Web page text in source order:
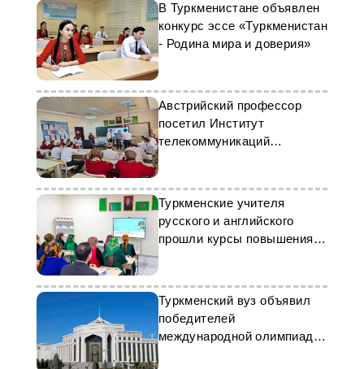
В Туркменистане объявлен
конкурс эссе «Туркменистан
- Родина мира и доверия»
Австрийский профессор
посетил Институт
телекоммуникаций
Туркменистана
Туркменские учителя
русского и английского
прошли курсы повышения
квалификации
Туркменский вуз объявил
победителей
международной олимпиады
по макроэкономике